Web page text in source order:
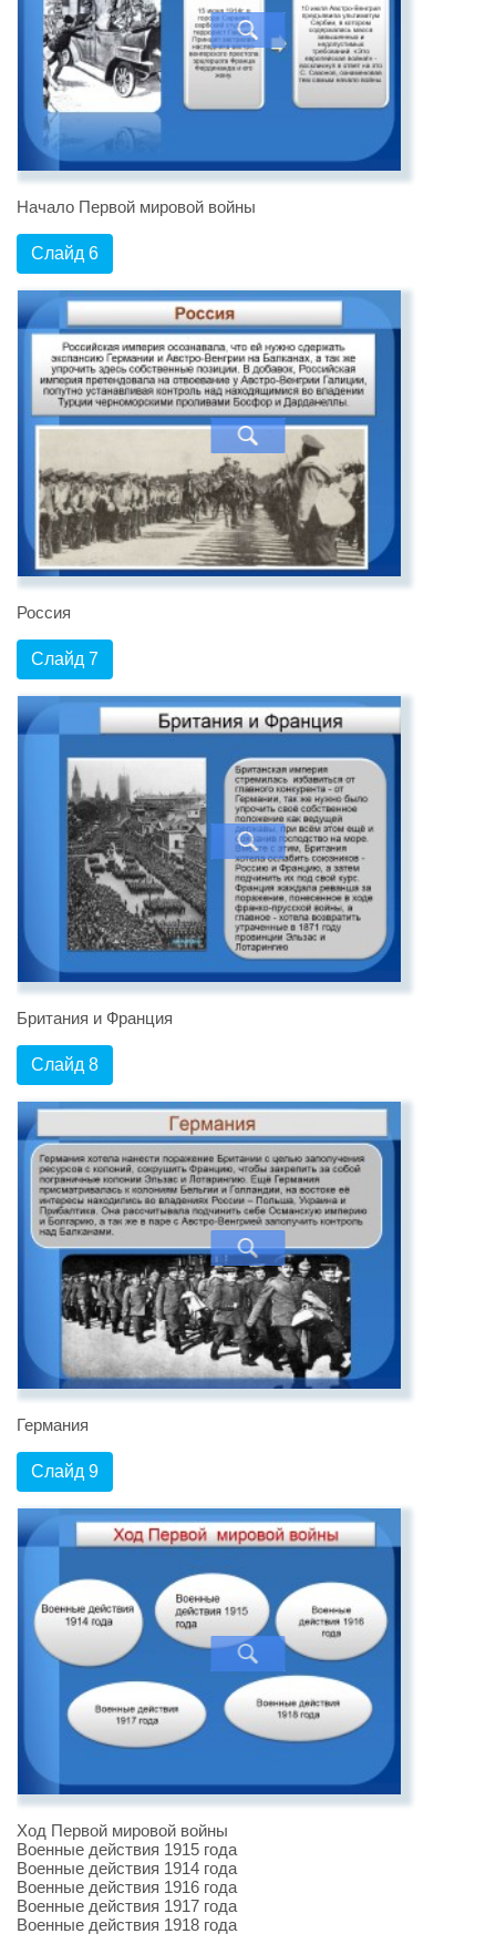
Начало Первой мировой войны
Слайд 6
Россия
Слайд 7
Британия и Франция
Слайд 8
Германия
Слайд 9
Ход Первой мировой войны
Военные действия 1915 года
Военные действия 1914 года
Военные действия 1916 года
Военные действия 1917 года
Военные действия 1918 года